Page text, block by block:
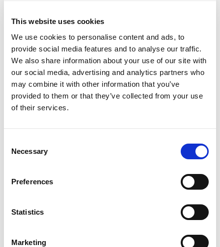
This website uses cookies
We use cookies to personalise content and ads, to
provide social media features and to analyse our traffic.
We also share information about your use of our site with
our social media, advertising and analytics partners who
may combine it with other information that you’ve
provided to them or that they’ve collected from your use
of their services.
Selection
Necessary
Preferences
Statistics
Marketing